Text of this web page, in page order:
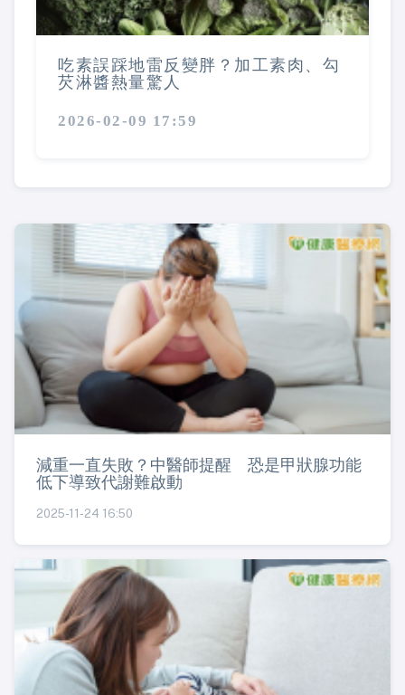
吃素誤踩地雷反變胖？加工素肉、勾
芡淋醬熱量驚人
2026-02-09 17:59
減重一直失敗？中醫師提醒 恐是甲狀腺功能
低下導致代謝難啟動
2025-11-24 16:50